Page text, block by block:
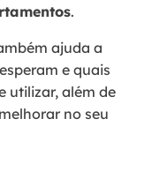
.
ajuda a
e quais
utilizar, além de
no seu